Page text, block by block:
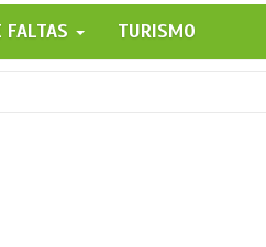
FALTAS TURISMO